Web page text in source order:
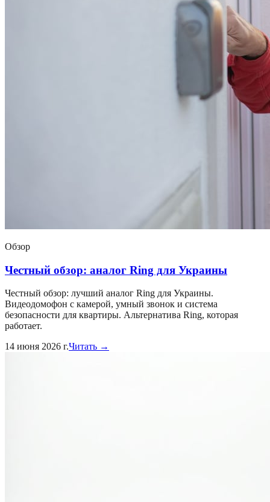
Обзор
Честный обзор: аналог Ring для Украины
Честный обзор: лучший аналог Ring для Украины.
Видеодомофон с камерой, умный звонок и система
безопасности для квартиры. Альтернатива Ring, которая
работает.
14 июня 2026 г.Читать →